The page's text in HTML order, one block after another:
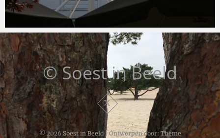
Mark 8 september 2015
© Soest in Beeld
© 2026 Soest in Beeld| Ontworpen door: Theme